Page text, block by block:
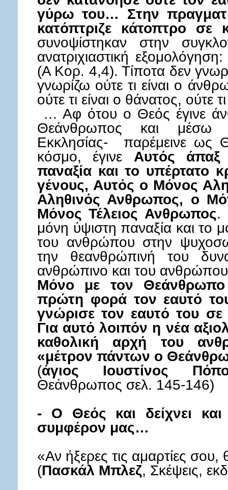
γύρω του… Στην
κατόπτριζε κάτοπτρο σε
συνοψίστηκαν στην
ανατριχιαστική
(Α Κορ. 4,4). Τίποτα δεν
γνωρίζω ούτε τι είναι ο
ούτε τι είναι ο θάνατος, ούτε
… Αφ ότου ο Θεός έγινε
Θεάνθρωπος και μέσω
Εκκλησίας- παρέμεινε ως
κόσμο, έγινε Αυτός
παναξία και το υπέρτατο
γένους, Αυτός ο Μόνος
Αληθινός Ανθρωπος, ο
Μόνος Τέλειος Ανθρωπος.
μόνη ύψιστη παναξία και το
του ανθρώπου στην
την θεανθρώπινή του
ανθρώπινο και του
Μόνο με τον
πρώτη φορά τον εαυτό
γνώρισε τον εαυτό του σε
Για αυτό λοιπόν η νέα
καθολική αρχή του
«μέτρον πάντων ο
(άγιος Ιουστίνος
Θεάνθρωπος σελ. 145-146)
- Ο Θεός και δείχνει
συμφέρον μας…
«Αν ήξερες τις αμαρτίες
(Πασκάλ Μπλεζ, Σκέψεις,